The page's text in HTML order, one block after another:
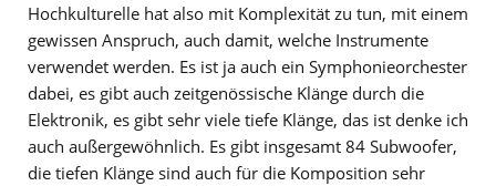
Hochkulturelle hat also mit Komplexität zu tun, mit einem
gewissen Anspruch, auch damit, welche Instrumente
verwendet werden. Es ist ja auch ein Symphonieorchester
dabei, es gibt auch zeitgenössische Klänge durch die
Elektronik, es gibt sehr viele tiefe Klänge, das ist denke ich
auch außergewöhnlich. Es gibt insgesamt 84 Subwoofer,
die tiefen Klänge sind auch für die Komposition sehr